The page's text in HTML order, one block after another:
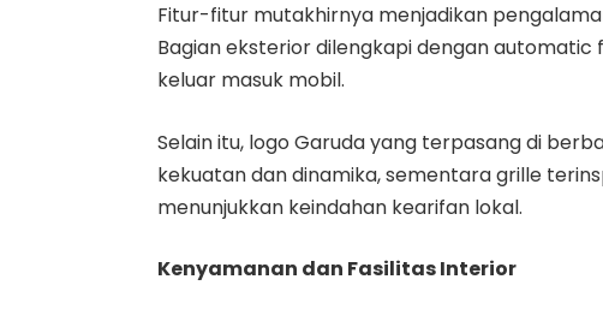
Fitur-fitur mutakhirnya menjadikan
Bagian eksterior dilengkapi dengan
keluar masuk mobil.
Selain itu, logo Garuda yang terpasang di
kekuatan dan dinamika, sementara grille
menunjukkan keindahan kearifan lokal.
Kenyamanan dan Fasilitas Interior